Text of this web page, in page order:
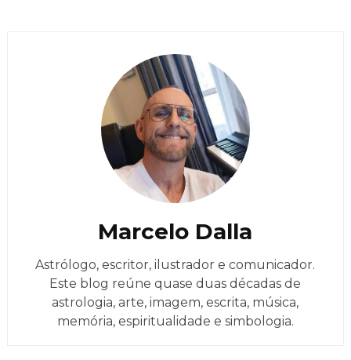
Marcelo Dalla
Astrólogo, escritor, ilustrador e comunicador.
Este blog reúne quase duas décadas de
astrologia, arte, imagem, escrita, música,
memória, espiritualidade e simbologia.